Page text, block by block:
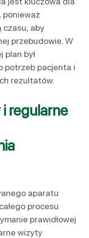
ponieważ
aby
przebudowie. W
plan był
potrzeb pacjenta i
rezultatów.
regularne
aparatu
procesu
prawidłowej
wizyty